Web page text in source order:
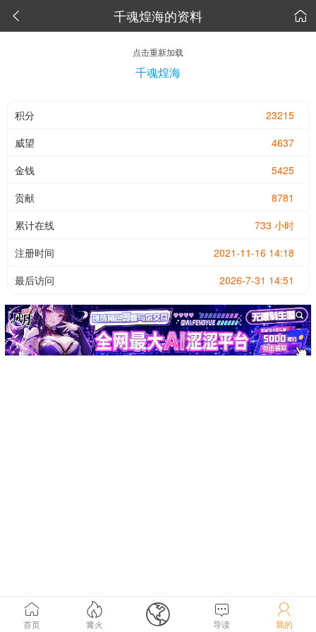
 千魂煌海的资料 
点击重新加载
千魂煌海
23215
积分
4637
威望
5425
金钱
8781
贡献
733 小时
累计在线
2021-11-16 14:18
注册时间
2026-7-31 14:51
最后访问

首页

篝火  
导读

我的